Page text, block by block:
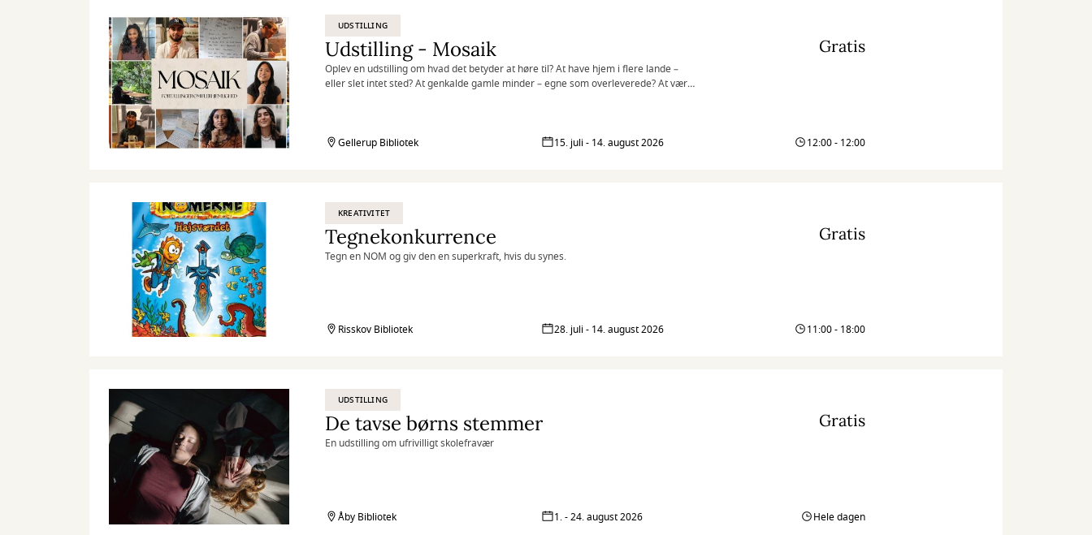
UDSTILLING
Udstilling - Mosaik
Oplev en udstilling om hvad det betyder at høre til? At have hjem i flere lande –
eller slet intet sted? At genkalde gamle minder – egne som overleverede? At være
Gratis
Gellerup Bibliotek 15. juli - 14. august 2026 12:00 - 12:00
KREATIVITET
Tegnekonkurrence
Tegn en NOM og giv den en superkraft, hvis du synes.
Gratis
Risskov Bibliotek 28. juli - 14. august 2026 11:00 - 18:00
UDSTILLING
De tavse børns stemmer
En udstilling om ufrivilligt skolefravær
Gratis
Åby Bibliotek 1. - 24. august 2026 Hele dagen